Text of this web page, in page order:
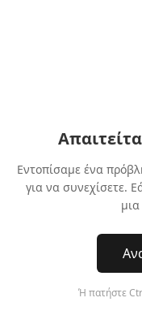
Εντοπίσαμε ένα
για να συνεχίσετε.
Ή πατήστε